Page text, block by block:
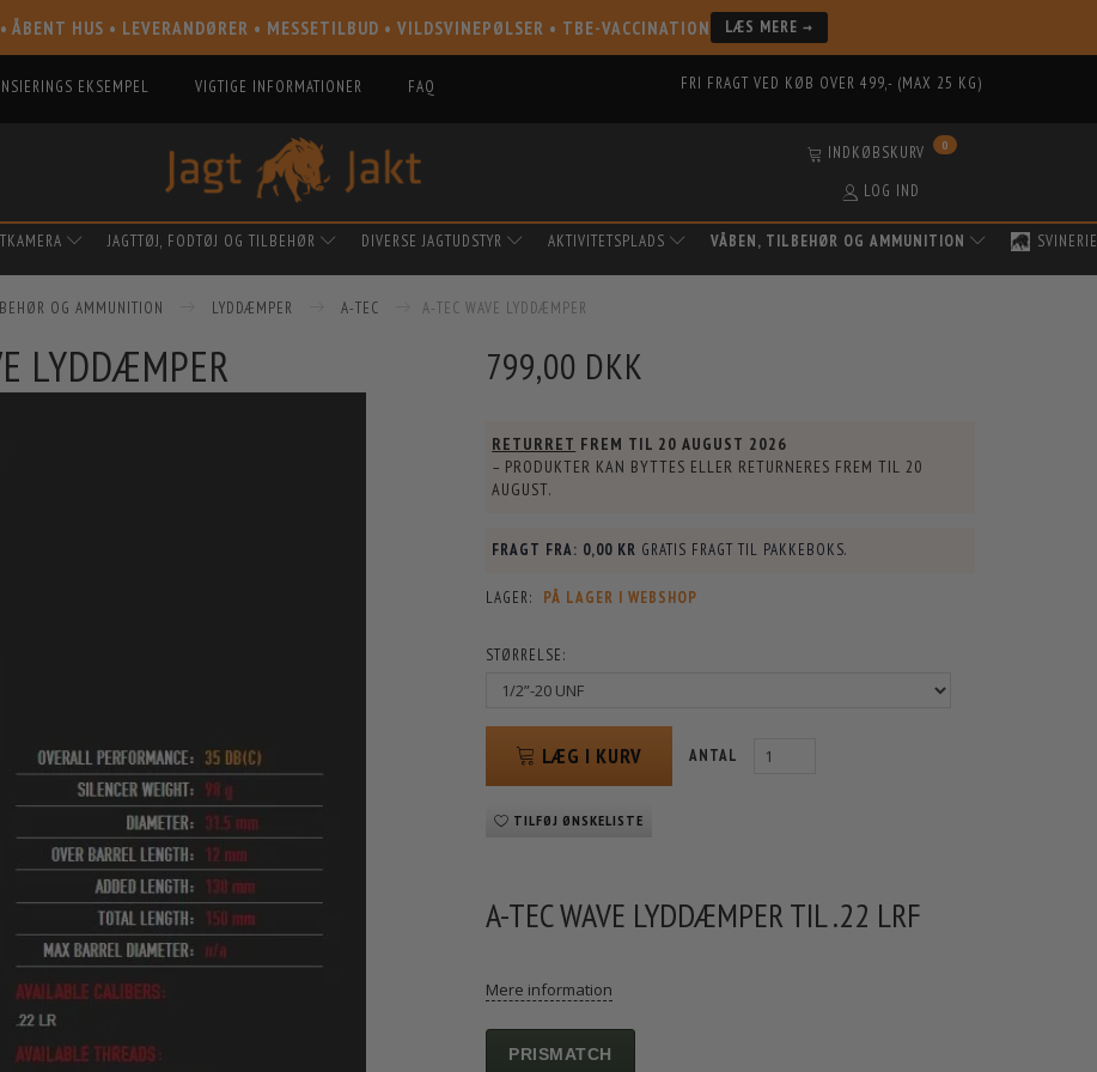
• ÅBENT HUS • LEVERANDØRER • MESSETILBUD • VILDSVINEPØLSER • TBE-VACCINATION LÆS MERE →
EKSEMPEL VIGTIGE INFORMATIONER FAQ FRI FRAGT VED KØB OVER 499,- (MAX 25 KG)
INDKØBSKURV 0
LOG IND
JAGTTØJ, FODTØJ OG TILBEHØR DIVERSE JAGTUDSTYR AKTIVITETSPLADS VÅBEN, TILBEHØR OG AMMUNITION
OG AMMUNITION LYDDÆMPER A-TEC A-TEC WAVE LYDDÆMPER
LYDDÆMPER 799,00 DKK
RETURRET FREM TIL 20 AUGUST 2026
– PRODUKTER KAN BYTTES ELLER RETURNERES FREM TIL20
AUGUST.
FRAGT FRA: 0,00 KR GRATIS FRAGT TIL PAKKEBOKS.
LAGER: PÅ LAGER I WEBSHOP
STØRRELSE:
LÆG I KURV ANTAL
TILFØJ ØNSKELISTE
A-TEC WAVE LYDDÆMPER TIL .22 LRF
Mere information
PRISMATCH